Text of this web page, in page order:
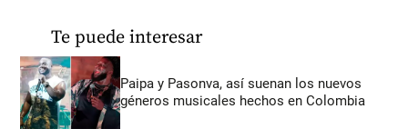
Te puede interesar
Paipa y Pasonva, así suenan los nuevos
géneros musicales hechos en Colombia